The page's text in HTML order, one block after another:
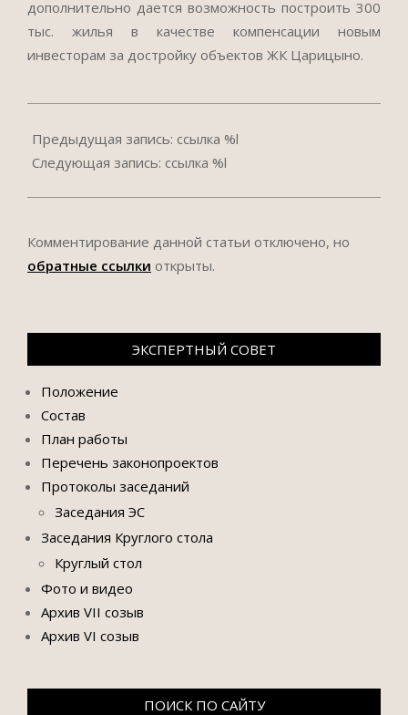
дополнительно дается возможность построить 300
тыс. жилья в качестве компенсации новым
инвесторам за достройку объектов ЖК Царицыно.
10-
18
Предыдущая запись: ссылка %l
Следующая запись: ссылка %l
Комментирование данной статьи отключено, но
обратные ссылки открыты.
ЭКСПЕРТНЫЙ СОВЕТ
Положение
Состав
План работы
Перечень законопроектов
Протоколы заседаний
Заседания ЭС
Заседания Круглого стола
Круглый стол
Фото и видео
Архив VII созыв
Архив VI созыв
ПОИСК ПО САЙТУ